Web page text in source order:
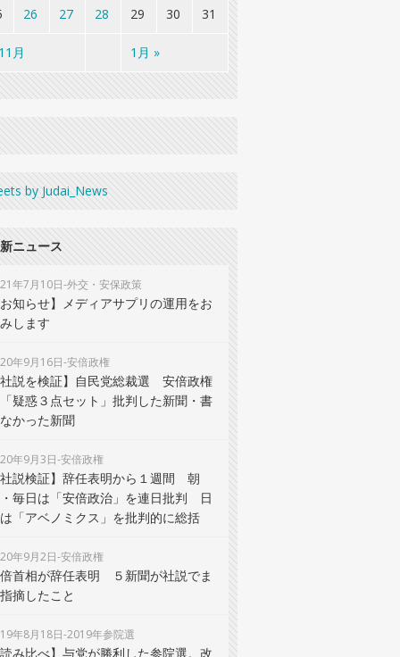
月 1月 »
26 27 28 29 30 31
by Judai_News
ニュース
年7月10日-外交・安保政策
知らせ】メディアサプリの運用をお
します
年9月16日-安倍政権
説を検証】自民党総裁選 安倍政権
疑惑３点セット」批判した新聞・書
かった新聞
年9月3日-安倍政権
説検証】辞任表明から１週間 朝
毎日は「安倍政治」を連日批判 日
「アベノミクス」を批判的に総括
年9月2日-安倍政権
首相が辞任表明 ５新聞が社説でま
摘したこと
年8月18日-2019年参院選
み比べ】与党が勝利した参院選。改